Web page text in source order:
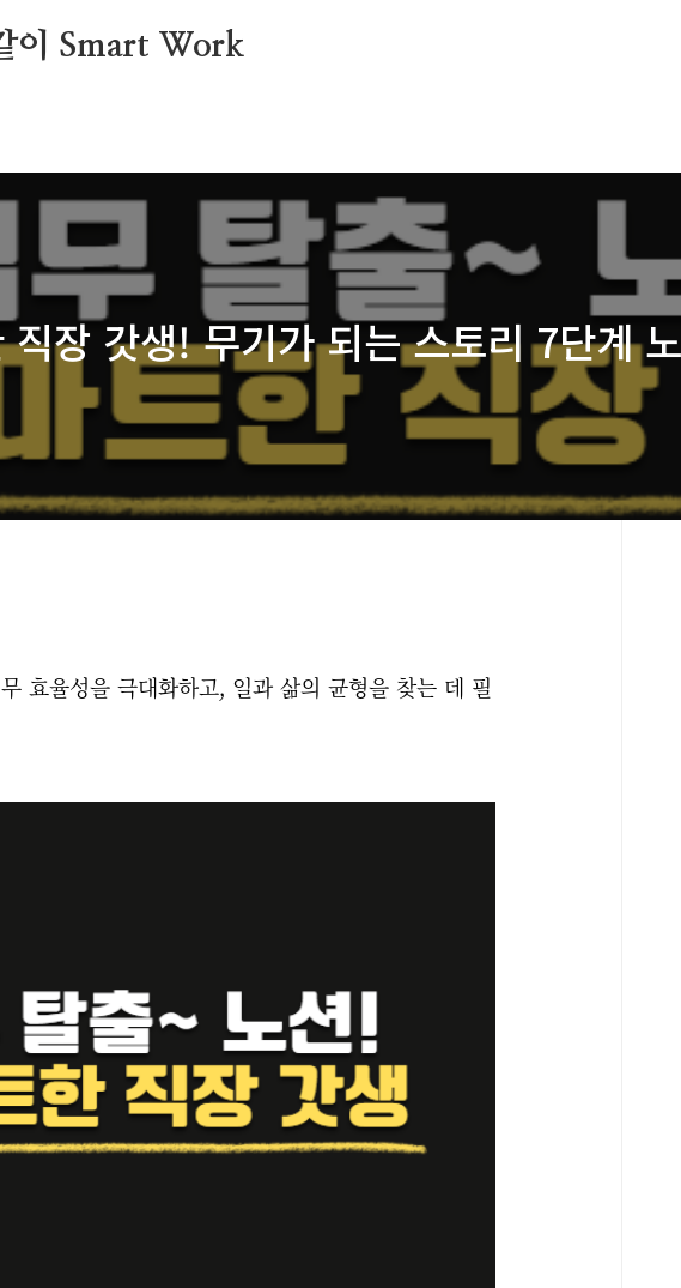
이 Smart Work
장 갓생! 무기가 되는 스토리 7단계
효율성을 극대화하고, 일과 삶의 균형을 찾는 데 필